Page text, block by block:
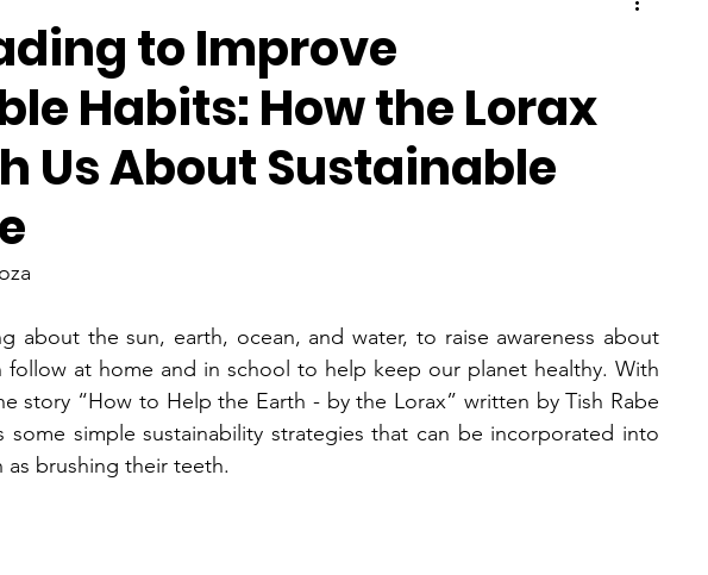
Student Achievements
to Improve
Habits: How the Lorax
Us About Sustainable
about the sun, earth, ocean, and water, to raise awareness about
follow at home and in school to help keep our planet healthy. With
story “How to Help the Earth - by the Lorax” written by Tish Rabe
some simple sustainability strategies that can be incorporated into
as brushing their teeth.